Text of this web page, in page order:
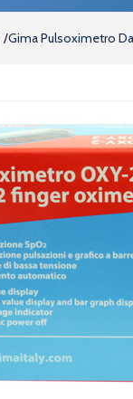
Gima Pulsoximetro